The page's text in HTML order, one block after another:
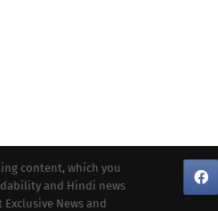
content, which you
and Hindi news
News and